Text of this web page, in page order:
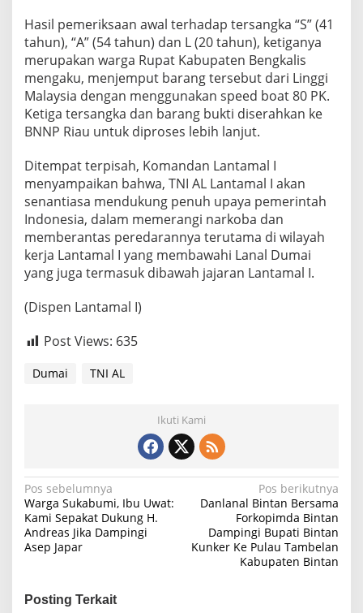
Hasil pemeriksaan awal terhadap tersangka “S” (41
tahun), “A” (54 tahun) dan L (20 tahun), ketiganya
merupakan warga Rupat Kabupaten Bengkalis
mengaku, menjemput barang tersebut dari Linggi
Malaysia dengan menggunakan speed boat 80 PK.
Ketiga tersangka dan barang bukti diserahkan ke
BNNP Riau untuk diproses lebih lanjut.
Ditempat terpisah, Komandan Lantamal I
menyampaikan bahwa, TNI AL Lantamal I akan
senantiasa mendukung penuh upaya pemerintah
Indonesia, dalam memerangi narkoba dan
memberantas peredarannya terutama di wilayah
kerja Lantamal I yang membawahi Lanal Dumai
yang juga termasuk dibawah jajaran Lantamal I.
(Dispen Lantamal I)
Post Views: 635
Dumai TNI AL
Ikuti Kami
N
a
v
a
Pos sebelumnya
Warga Sukabumi, Ibu Uwat:
Kami Sepakat Dukung H.
Andreas Jika Dampingi
Asep Japar
Pos berikutnya
Danlanal Bintan Bersama
Forkopimda Bintan
Dampingi Bupati Bintan
Kunker Ke Pulau Tambelan
Kabupaten Bintan
Posting Terkait